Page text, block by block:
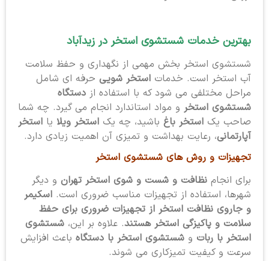
بهترین خدمات شستشوی استخر در زیدآباد
شستشوی استخر بخش مهمی از نگهداری و حفظ سلامت
آب استخر است. خدمات استخر شوییحرفه ای شامل
مراحل مختلفی می شود که با استفاده از دستگاه
شستشوی استخرو مواد استاندارد انجام می گیرد. چه شما
صاحب یک استخر باغباشید، چه یک استخر ویلایا استخر
آپارتمانی، رعایت بهداشت و تمیزی آن اهمیت زیادی دارد.
تجهیزات و روش های شستشوی استخر
برای انجام نظافت و شست و شوی استخر تهرانو دیگر
شهرها، استفاده از تجهیزات مناسب ضروری است. اسکیمر
و جاروی نظافت استخر از تجهیزات ضروری برای حفظ
سلامت و پاکیزگی استخر هستند. علاوه بر این، شستشوی
استخر با رباتو شستشوی استخر با دستگاهباعث افزایش
سرعت و کیفیت تمیزکاری می شوند.